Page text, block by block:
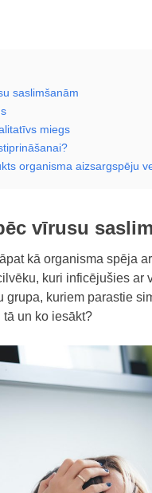
saslimšanām
miegs
organisma aizsargspēju
vīrusu
kā organisma spēja
kuri inficējušies ar
grupa, kuriem parastie
un ko iesākt?